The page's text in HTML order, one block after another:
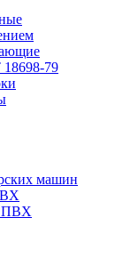
79
машин
ПВХ